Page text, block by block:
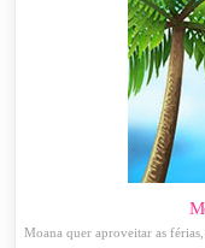
Moana quer aproveitar as